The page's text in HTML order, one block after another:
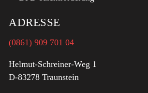
ADRESSE
(0861) 909 701 04
Helmut-Schreiner-Weg 1
D-83278 Traunstein